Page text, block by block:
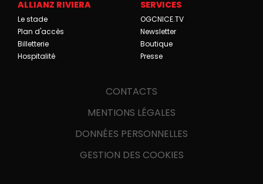
ALLIANZ RIVIERA
Le stade
Plan d'accès
Billetterie
Hospitalité
SERVICES
OGCNICE.TV
Newsletter
Boutique
Presse
CONTACTS
MENTIONS LÉGALES
DONNÉES PERSONNELLES
GESTION DES COOKIES